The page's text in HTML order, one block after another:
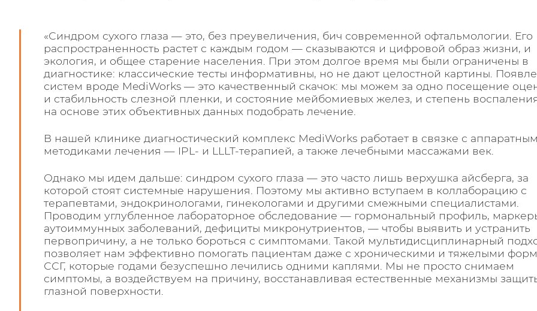
«Синдром сухого глаза — это, без преувеличения, бич современной офтальмологии. Его
распространенность растет с каждым годом — сказываются и цифровой образ жизни, и
экология, и общее старение населения. При этом долгое время мы были ограничены в
диагностике: классические тесты информативны, но не дают целостной картины.
систем вроде MediWorks — это качественный скачок: мы можем за одно посещение
и стабильность слезной пленки, и состояние мейбомиевых желез, и степень
на основе этих объективных данных подобрать лечение.
В нашей клинике диагностический комплекс MediWorks работает в связке с
методиками лечения — IPL- и LLLT-терапией, а также лечебными массажами век.
Однако мы идем дальше: синдром сухого глаза — это часто лишь верхушка айсберга, за
которой стоят системные нарушения. Поэтому мы активно вступаем в коллаборацию с
терапевтами, эндокринологами, гинекологами и другими смежными специалистами.
Проводим углубленное лабораторное обследование — гормональный профиль,
аутоиммунных заболеваний, дефициты микронутриентов, — чтобы выявить и устранить
первопричину, а не только бороться с симптомами. Такой мультидисциплинарный
позволяет нам эффективно помогать пациентам даже с хроническими и тяжелыми
ССГ, которые годами безуспешно лечились одними каплями. Мы не просто снимаем
симптомы, а воздействуем на причину, восстанавливая естественные механизмы
глазной поверхности.